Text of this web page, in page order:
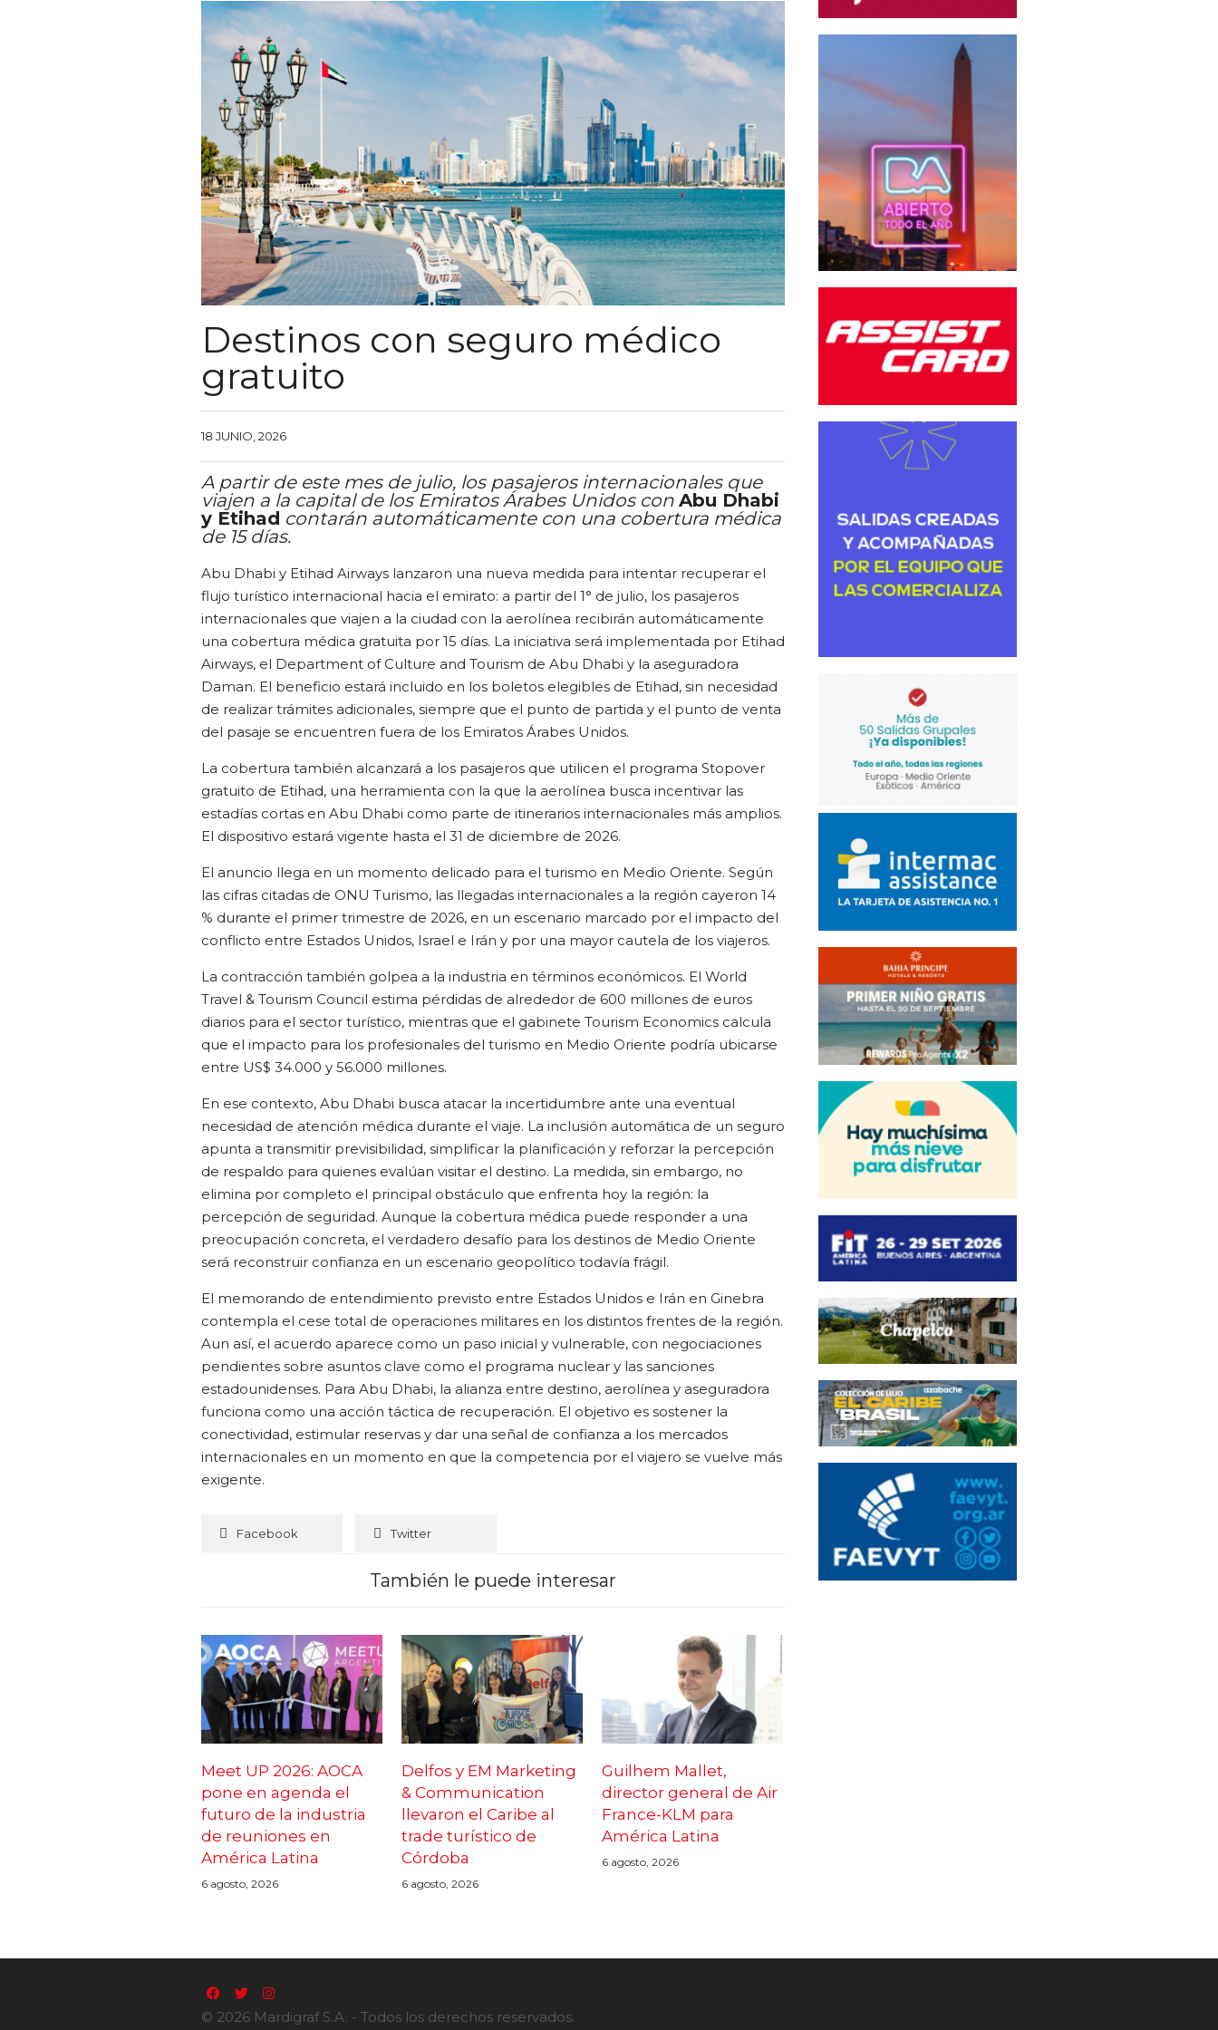
Destinos con seguro médico
gratuito
18 JUNIO, 2026
A partir de este mes de julio, los pasajeros internacionales que
viajen a la capital de los Emiratos Árabes Unidos con Abu Dhabi
y Etihad contarán automáticamente con una cobertura médica
de 15 días.
Abu Dhabi y Etihad Airways lanzaron una nueva medida para intentar recuperar el
flujo turístico internacional hacia el emirato: a partir del 1° de julio, los pasajeros
internacionales que viajen a la ciudad con la aerolínea recibirán automáticamente
una cobertura médica gratuita por 15 días. La iniciativa será implementada por Etihad
Airways, el Department of Culture and Tourism de Abu Dhabi y la aseguradora
Daman. El beneficio estará incluido en los boletos elegibles de Etihad, sin necesidad
de realizar trámites adicionales, siempre que el punto de partida y el punto de venta
del pasaje se encuentren fuera de los Emiratos Árabes Unidos.
La cobertura también alcanzará a los pasajeros que utilicen el programa Stopover
gratuito de Etihad, una herramienta con la que la aerolínea busca incentivar las
estadías cortas en Abu Dhabi como parte de itinerarios internacionales más amplios.
El dispositivo estará vigente hasta el 31 de diciembre de 2026.
El anuncio llega en un momento delicado para el turismo en Medio Oriente. Según
las cifras citadas de ONU Turismo, las llegadas internacionales a la región cayeron 14
% durante el primer trimestre de 2026, en un escenario marcado por el impacto del
conflicto entre Estados Unidos, Israel e Irán y por una mayor cautela de los viajeros.
La contracción también golpea a la industria en términos económicos. El World
Travel & Tourism Council estima pérdidas de alrededor de 600 millones de euros
diarios para el sector turístico, mientras que el gabinete Tourism Economics calcula
que el impacto para los profesionales del turismo en Medio Oriente podría ubicarse
entre US$ 34.000 y 56.000 millones.
En ese contexto, Abu Dhabi busca atacar la incertidumbre ante una eventual
necesidad de atención médica durante el viaje. La inclusión automática de un seguro
apunta a transmitir previsibilidad, simplificar la planificación y reforzar la percepción
de respaldo para quienes evalúan visitar el destino. La medida, sin embargo, no
elimina por completo el principal obstáculo que enfrenta hoy la región: la
percepción de seguridad. Aunque la cobertura médica puede responder a una
preocupación concreta, el verdadero desafío para los destinos de Medio Oriente
será reconstruir confianza en un escenario geopolítico todavía frágil.
El memorando de entendimiento previsto entre Estados Unidos e Irán en Ginebra
contempla el cese total de operaciones militares en los distintos frentes de la región.
Aun así, el acuerdo aparece como un paso inicial y vulnerable, con negociaciones
pendientes sobre asuntos clave como el programa nuclear y las sanciones
estadounidenses. Para Abu Dhabi, la alianza entre destino, aerolínea y aseguradora
funciona como una acción táctica de recuperación. El objetivo es sostener la
conectividad, estimular reservas y dar una señal de confianza a los mercados
internacionales en un momento en que la competencia por el viajero se vuelve más
exigente.
Facebook Twitter
También le puede interesar
Meet UP 2026: AOCA
pone en agenda el
futuro de la industria
de reuniones en
América Latina
6 agosto, 2026
Delfos y EM Marketing
& Communication
llevaron el Caribe al
trade turístico de
Córdoba
6 agosto, 2026
Guilhem Mallet,
director general de Air
France-KLM para
América Latina
6 agosto, 2026
© 2026 Mardigraf S.A. - Todos los derechos reservados.